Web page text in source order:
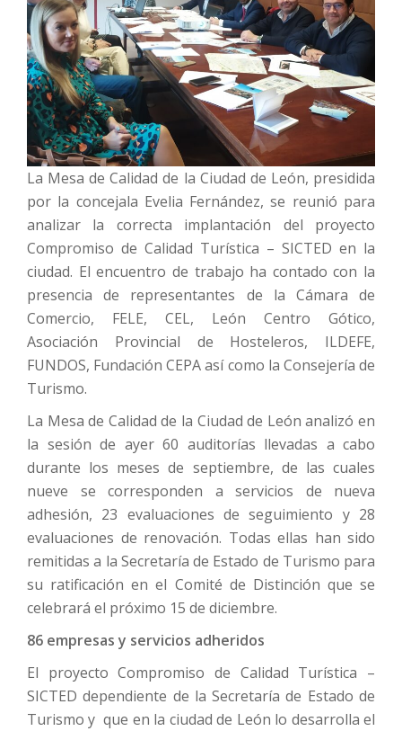
La Mesa de Calidad de la Ciudad de León, presidida
por la concejala Evelia Fernández, se reunió para
analizar la correcta implantación del proyecto
Compromiso de Calidad Turística – SICTED en la
ciudad. El encuentro de trabajo ha contado con la
presencia de representantes de la Cámara de
Comercio, FELE, CEL, León Centro Gótico,
Asociación Provincial de Hosteleros, ILDEFE,
FUNDOS, Fundación CEPA así como la Consejería de
Turismo.
La Mesa de Calidad de la Ciudad de León analizó en
la sesión de ayer 60 auditorías llevadas a cabo
durante los meses de septiembre, de las cuales
nueve se corresponden a servicios de nueva
adhesión, 23 evaluaciones de seguimiento y 28
evaluaciones de renovación. Todas ellas han sido
remitidas a la Secretaría de Estado de Turismo para
su ratificación en el Comité de Distinción que se
celebrará el próximo 15 de diciembre.
86 empresas y servicios adheridos
El proyecto Compromiso de Calidad Turística –
SICTED dependiente de la Secretaría de Estado de
Turismo y que en la ciudad de León lo desarrolla el